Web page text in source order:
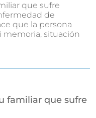
que sufre
de
que la persona
situación
familiar que sufre